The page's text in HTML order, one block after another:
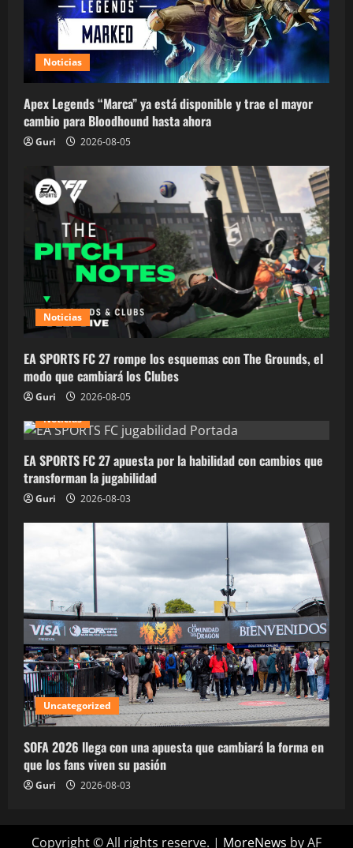
Noticias
Apex Legends “Marca” ya está disponible y trae el mayor
cambio para Bloodhound hasta ahora
Guri 2026-08-05
Noticias
EA SPORTS FC 27 rompe los esquemas con The Grounds, el
modo que cambiará los Clubes
Guri
2026-08-05
Noticias
EA SPORTS FC 27 apuesta por la habilidad con cambios que
transforman la jugabilidad
Guri 2026-08-03
Uncategorized
SOFA 2026 llega con una apuesta que cambiará la forma en
que los fans viven su pasión
Guri 2026-08-03
Copyright © All rights reserve. | MoreNews by AF